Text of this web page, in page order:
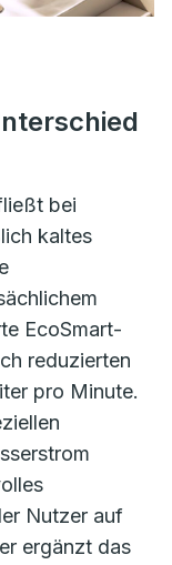
bei
kaltes
EcoSmart-
reduzierten
pro Minute.
Nutzer auf
ergänzt das